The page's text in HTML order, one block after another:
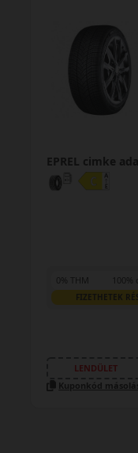
EPREL cimke
0% THM 100%
FIZETHETEK
LENDÜLET
Kuponkód másolása